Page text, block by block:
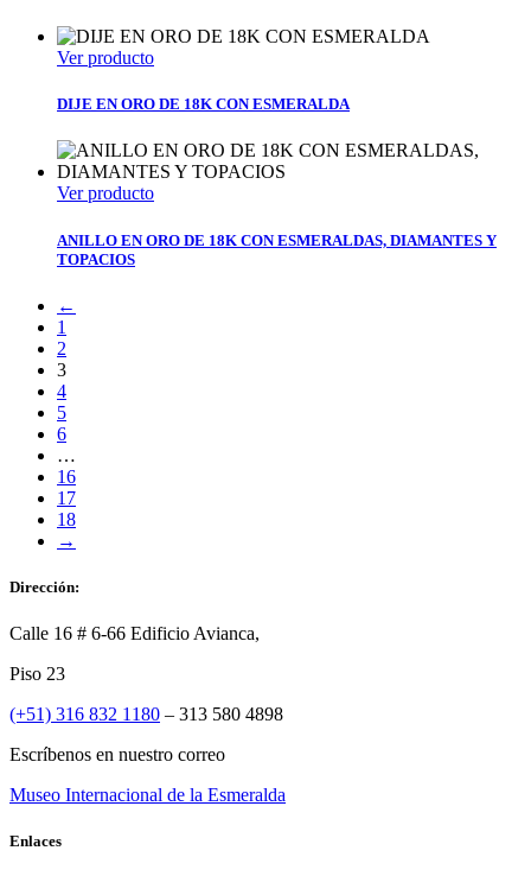
Ver producto
DIJE EN ORO DE 18K CON ESMERALDA
Ver producto
ANILLO EN ORO DE 18K CON ESMERALDAS, DIAMANTES Y
TOPACIOS
←
1
2
3
4
5
6
…
16
17
18
→
Dirección:
Calle 16 # 6-66 Edificio Avianca,
Piso 23
(+51) 316 832 1180 – 313 580 4898
Escríbenos en nuestro correo
Museo Internacional de la Esmeralda
Enlaces